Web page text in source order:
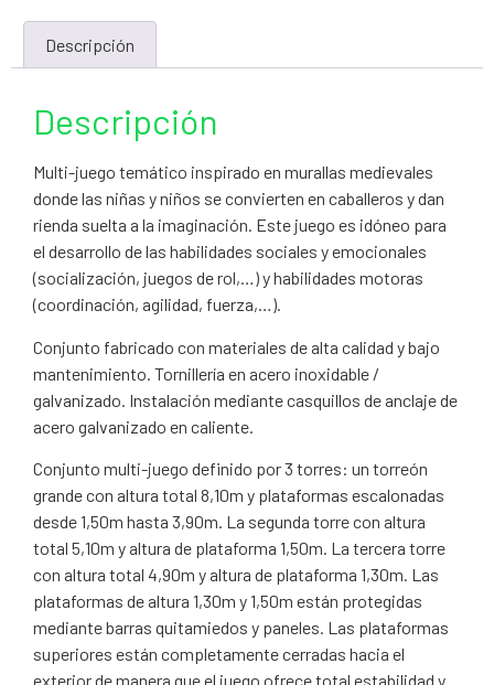
Descripción
Descripción
Multi-juego temático inspirado en murallas medievales
donde las niñas y niños se convierten en caballeros y dan
rienda suelta a la imaginación. Este juego es idóneo para
el desarrollo de las habilidades sociales y emocionales
(socialización, juegos de rol,…) y habilidades motoras
(coordinación, agilidad, fuerza,…).
Conjunto fabricado con materiales de alta calidad y bajo
mantenimiento. Tornillería en acero inoxidable /
galvanizado. Instalación mediante casquillos de anclaje de
acero galvanizado en caliente.
Conjunto multi-juego definido por 3 torres: un torreón
grande con altura total 8,10m y plataformas escalonadas
desde 1,50m hasta 3,90m. La segunda torre con altura
total 5,10m y altura de plataforma 1,50m. La tercera torre
con altura total 4,90m y altura de plataforma 1,30m. Las
plataformas de altura 1,30m y 1,50m están protegidas
mediante barras quitamiedos y paneles. Las plataformas
superiores están completamente cerradas hacia el
exterior de manera que el juego ofrece total estabilidad y